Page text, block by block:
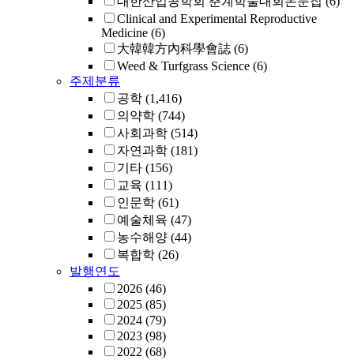
Clinical and Experimental Reproductive
Medicine (6)
大韓韓方內科學會誌 (6)
Weed & Turfgrass Science (6)
주제분류
공학 (1,416)
의약학 (744)
사회과학 (514)
자연과학 (181)
기타 (156)
교육 (111)
인문학 (61)
예술체육 (47)
농수해양 (44)
복합학 (26)
발행연도
2026 (46)
2025 (85)
2024 (79)
2023 (98)
2022 (68)